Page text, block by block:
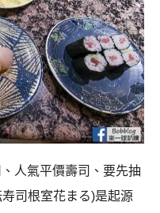
人氣平價壽司、要先抽
司根室花まる)是起源